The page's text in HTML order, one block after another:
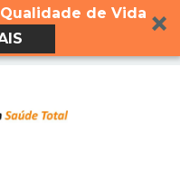
de Vida